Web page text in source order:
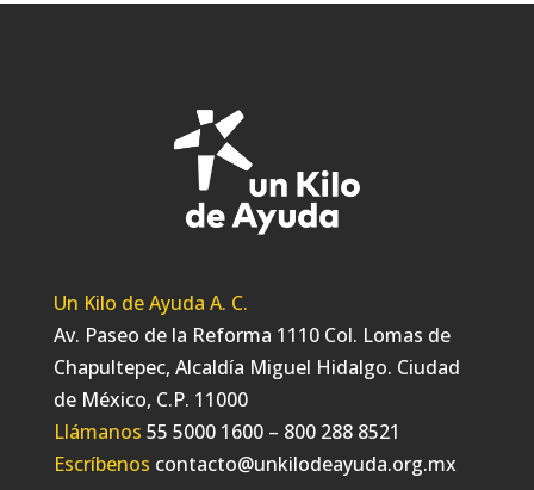
Un Kilo de Ayuda A. C.
Av. Paseo de la Reforma 1110 Col. Lomas de
Chapultepec, Alcaldía Miguel Hidalgo. Ciudad
de México, C.P. 11000
Llámanos 55 5000 1600 – 800 288 8521
Escríbenos contacto@unkilodeayuda.org.mx